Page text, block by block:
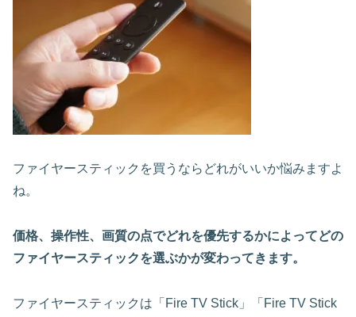
ファイヤースティックを買うならどれがいいか悩みますよ
ね。
価格、操作性、画質の点でどれを優先するかによってどの
ファイヤースティックを選ぶかが変わってきます。
ファイヤースティックは「Fire TV Stick」「Fire TV Stick